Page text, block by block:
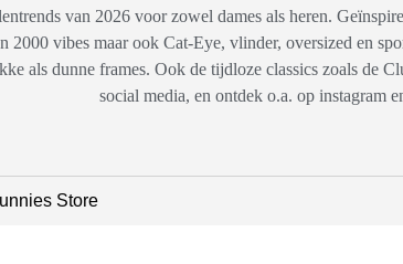
van 2026 voor zowel dames als heren.
en 2000 vibes maar ook Cat-Eye, vlinder, oversized en
als dunne frames. Ook de tijdloze classics zoals de
social media, en ontdek o.a. op instagram
Store